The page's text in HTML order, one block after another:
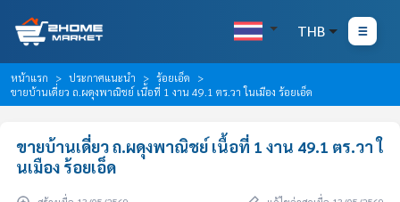
THB
หน้าแรก ประกาศแนะนำ
ร้อยเอ็ด
ขายบ้านเดี่ยว ถ.ผดุงพาณิชย์ เนื้อที่ 1 งาน 49.1 ตร.วา ในเมือง ร้อยเอ็ด
ขายบ้านเดี่ยว ถ.ผดุงพาณิชย์ เนื้อที่ 1 งาน 49.1 ตร.วา ใ
นเมือง ร้อยเอ็ด